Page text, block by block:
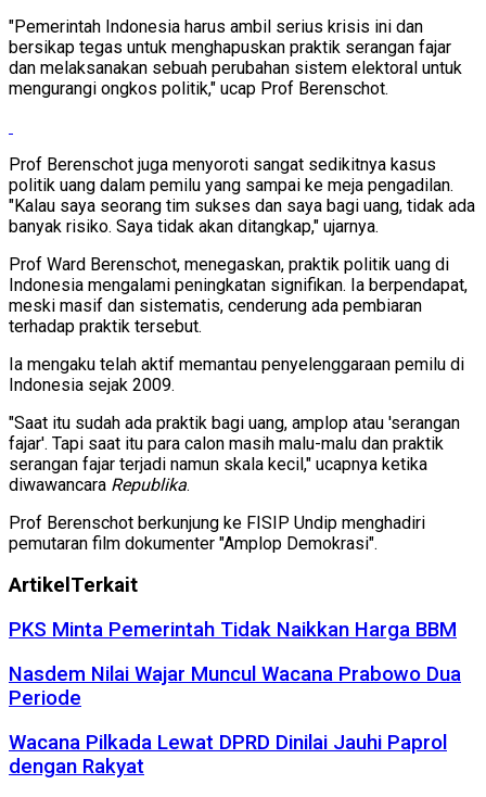
"Pemerintah Indonesia harus ambil serius krisis ini dan
bersikap tegas untuk menghapuskan praktik serangan fajar
dan melaksanakan sebuah perubahan sistem elektoral untuk
mengurangi ongkos politik," ucap Prof Berenschot.
Prof Berenschot juga menyoroti sangat sedikitnya kasus
politik uang dalam pemilu yang sampai ke meja pengadilan.
"Kalau saya seorang tim sukses dan saya bagi uang, tidak ada
banyak risiko. Saya tidak akan ditangkap," ujarnya.
Prof Ward Berenschot, menegaskan, praktik politik uang di
Indonesia mengalami peningkatan signifikan. Ia berpendapat,
meski masif dan sistematis, cenderung ada pembiaran
terhadap praktik tersebut.
Ia mengaku telah aktif memantau penyelenggaraan pemilu di
Indonesia sejak 2009.
"Saat itu sudah ada praktik bagi uang, amplop atau 'serangan
fajar'. Tapi saat itu para calon masih malu-malu dan praktik
serangan fajar terjadi namun skala kecil," ucapnya ketika
diwawancara Republika.
Prof Berenschot berkunjung ke FISIP Undip menghadiri
pemutaran film dokumenter "Amplop Demokrasi".
Artikel Terkait
PKS Minta Pemerintah Tidak Naikkan Harga BBM
Nasdem Nilai Wajar Muncul Wacana Prabowo Dua
Periode
Wacana Pilkada Lewat DPRD Dinilai Jauhi Paprol
dengan Rakyat